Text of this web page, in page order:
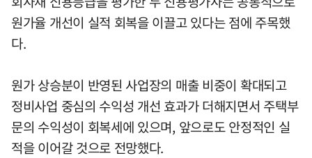
원가율 개선이 실적 회복을 이끌고 있다는 점에 주목했
다.
원가 상승분이 반영된 사업장의 매출 비중이 확대되고
정비사업 중심의 수익성 개선 효과가 더해지면서 주택부
문의 수익성이 회복세에 있으며, 앞으로도 안정적인 실
적을 이어갈 것으로 전망했다.